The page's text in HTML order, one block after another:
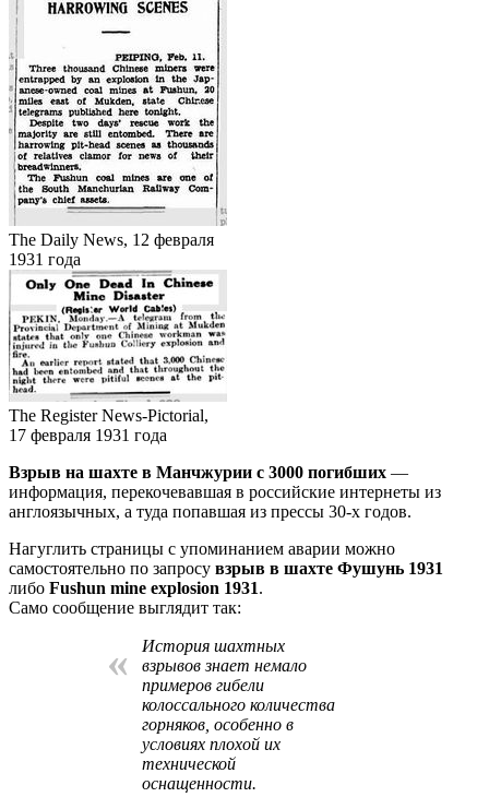
The Daily News, 12 февраля
1931 года
The Register News-Pictorial,
17 февраля 1931 года
Взрыв на шахте в Манчжурии с 3000 погибших —
информация, перекочевавшая в российские интернеты из
англоязычных, а туда попавшая из прессы 30-х годов.
Нагуглить страницы с упоминанием аварии можно
самостоятельно по запросу взрыв в шахте Фушунь 1931
либо Fushun mine explosion 1931.
Само сообщение выглядит так:
«
История шахтных
взрывов знает немало
примеров гибели
колоссального количества
горняков, особенно в
условиях плохой их
технической
оснащенности.